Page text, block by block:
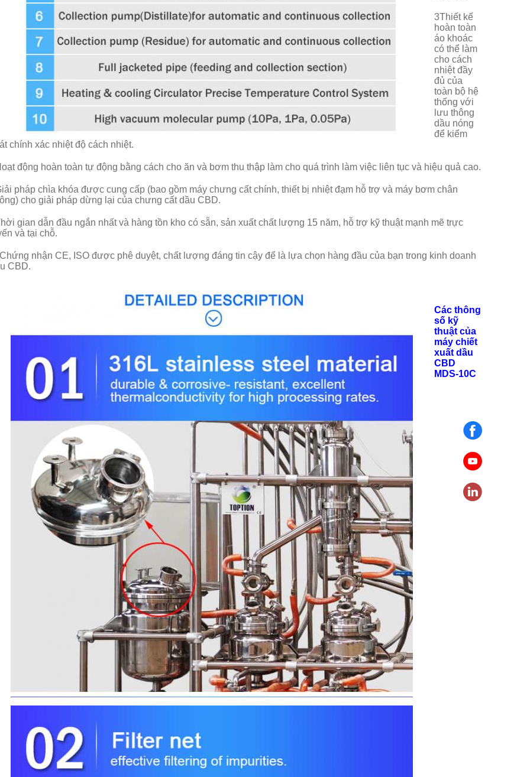
3Thiết kế
hoàn toàn
áo khoác
có thể làm
cho cách
nhiệt đầy
đủ của
toàn bộ hệ
thống với
lưu thông
dầu nóng
để kiểm
chính xác nhiệt độ cách nhiệt.
động hoàn toàn tự động bằng cách cho ăn và bơm thu thập làm cho quá trình làm việc liên tục và hiệu quả cao.
pháp chìa khóa được cung cấp (bao gồm máy chưng cất chính, thiết bị nhiệt đạm hỗ trợ và máy bơm chân
cho giải pháp dừng lại của chưng cất dầu CBD.
gian dẫn đầu ngắn nhất và hàng tồn kho có sẵn, sản xuất chất lượng 15 năm, hỗ trợ kỹ thuật mạnh mẽ trực
và tại chỗ.
nhận CE, ISO được phê duyệt, chất lượng đáng tin cậy để là lựa chọn hàng đầu của bạn trong kinh doanh
CBD.
Các thông
số kỹ
thuật của
máy chiết
xuất dầu
CBD
MDS-10C